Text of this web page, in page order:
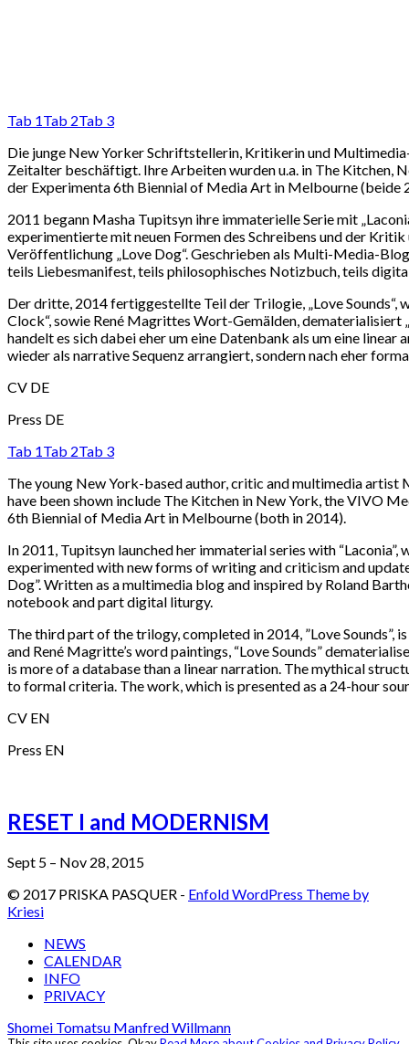
Tab 1Tab 2Tab 3
Die junge New Yorker Schriftstellerin, Kritikerin und
Zeitalter beschäftigt. Ihre Arbeiten wurden u.a. in The Kitchen,
der Experimenta 6th Biennial of Media Art in Melbourne (beide
2011 begann Masha Tupitsyn ihre immaterielle Serie mit
experimentierte mit neuen Formen des Schreibens und der
Veröffentlichung „Love Dog“. Geschrieben als Multi-Media-Blog
teils Liebesmanifest, teils philosophisches Notizbuch, teils
Der dritte, 2014 fertiggestellte Teil der Trilogie, „Love
Clock“, sowie René Magrittes Wort-Gemälden, dematerialisiert
handelt es sich dabei eher um eine Datenbank als um eine
wieder als narrative Sequenz arrangiert, sondern nach eher
CV DE
Press DE
Tab 1Tab 2Tab 3
The young New York-based author, critic and multimedia artist
have been shown include The Kitchen in New York, the VIVO
6th Biennial of Media Art in Melbourne (both in 2014).
In 2011, Tupitsyn launched her immaterial series with
experimented with new forms of writing and criticism and
Dog”. Written as a multimedia blog and inspired by Roland
notebook and part digital liturgy.
The third part of the trilogy, completed in 2014, ”Love
and René Magritte’s word paintings, “Love Sounds”
is more of a database than a linear narration. The mythical
to formal criteria. The work, which is presented as a 24-hour
CV EN
Press EN
RESET I and MODERNISM
Sept 5 – Nov 28, 2015
© 2017 PRISKA PASQUER - Enfold WordPress Theme by
Kriesi
NEWS
CALENDAR
INFO
PRIVACY
Shomei Tomatsu Manfred Willmann